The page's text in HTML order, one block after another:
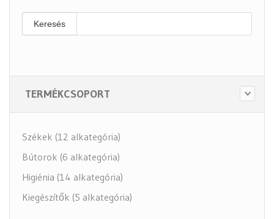
Keresés
TERMÉKCSOPORT
Székek (12 alkategória)
Bútorok (6 alkategória)
Higiénia (14 alkategória)
Kiegészítők (5 alkategória)